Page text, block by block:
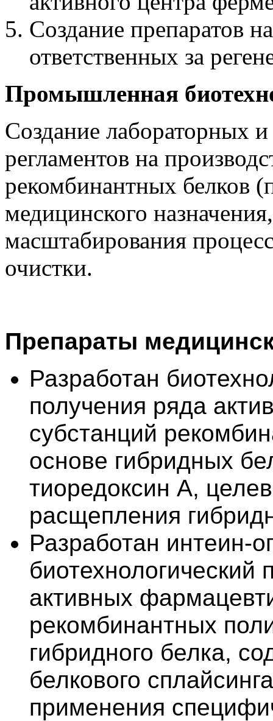
Создание препаратов
ответственных за
Промышленная
Создание
регламентов на
рекомбинантных белков
медицинского
масштабирования
очистки.
Препараты
Разработан
получения ряда
субстанций
основе гибридных
тиоредоксин А,
расщепления
Разработан интеин-
биотехнологический
активных
рекомбинантных
гибридного белка,
белкового
применения